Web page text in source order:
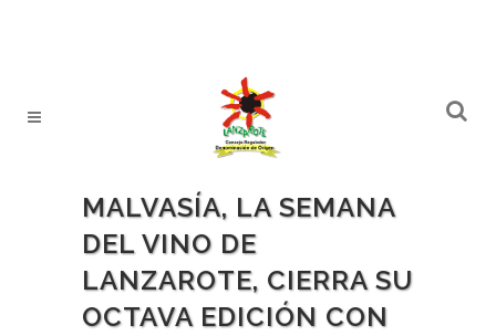
MALVASÍA, LA SEMANA
DEL VINO DE
LANZAROTE, CIERRA SU
OCTAVA EDICIÓN CON